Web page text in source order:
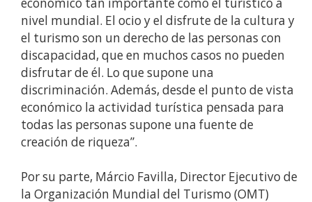
económico tan importante como el turístico a
nivel mundial. El ocio y el disfrute de la cultura y
el turismo son un derecho de las personas con
discapacidad, que en muchos casos no pueden
disfrutar de él. Lo que supone una
discriminación. Además, desde el punto de vista
económico la actividad turística pensada para
todas las personas supone una fuente de
creación de riqueza”.
Por su parte, Márcio Favilla, Director Ejecutivo de
la Organización Mundial del Turismo (OMT)